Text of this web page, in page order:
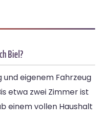
Biel?
und eigenem Fahrzeug
etwa zwei Zimmer ist
einem vollen Haushalt